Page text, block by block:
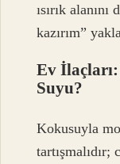
ısırık
kazırım”
Ev
Suyu?
Kokusuyla